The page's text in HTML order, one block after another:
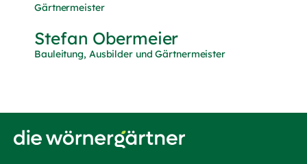
Gärtnermeister
Stefan Obermeier
Bauleitung, Ausbilder und Gärtnermeister
Zur Startseite von Die Wörnergärtner